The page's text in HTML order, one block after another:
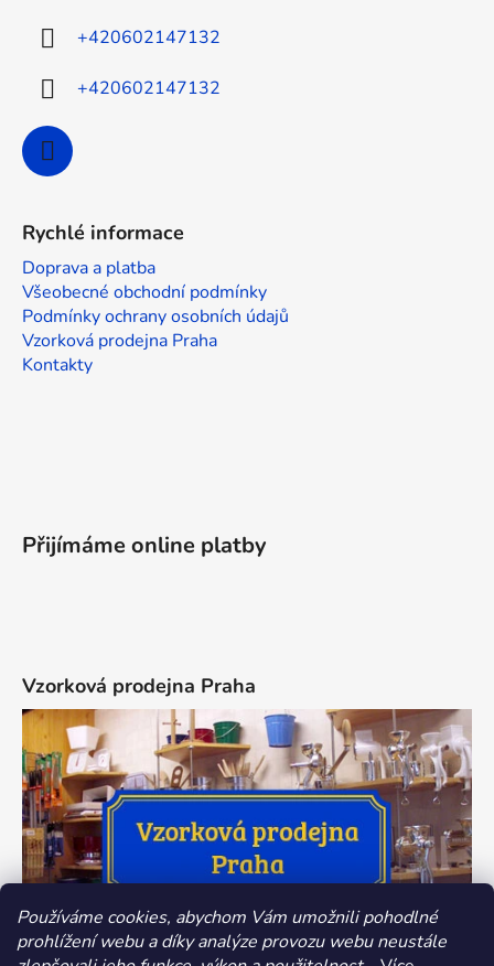
Používáme cookies, abychom Vám umožnili pohodlné
prohlížení webu a díky analýze provozu webu neustále
+420602147132
+420602147132
Rychlé informace
Doprava a platba
Všeobecné obchodní podmínky
Podmínky ochrany osobních údajů
Vzorková prodejna Praha
Kontakty
Přijímáme online platby
Vzorková prodejna Praha